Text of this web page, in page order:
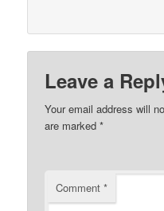
Leave a
Your email address will
are marked*
Comment*